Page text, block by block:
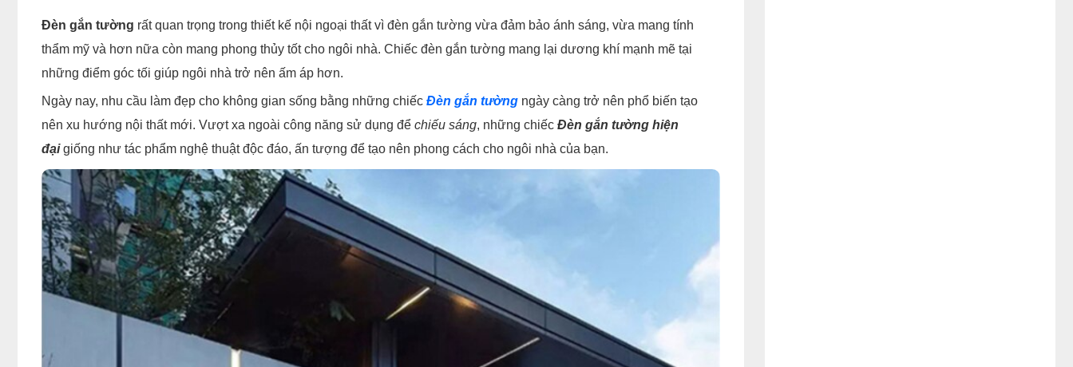
Đèn gắn tường rất quan trọng trong thiết kế nội ngoại thất vì đèn gắn tường vừa đảm bảo ánh sáng, vừa mang tính
thẩm mỹ và hơn nữa còn mang phong thủy tốt cho ngôi nhà. Chiếc đèn gắn tường mang lại dương khí mạnh mẽ tại
những điểm góc tối giúp ngôi nhà trở nên ấm áp hơn.
Ngày nay, nhu cầu làm đẹp cho không gian sống bằng những chiếc Đèn gắn tường ngày càng trở nên phổ biến tạo
nên xu hướng nội thất mới. Vượt xa ngoài công năng sử dụng để chiếu sáng, những chiếc Đèn gắn tường hiện
đạigiống như tác phẩm nghệ thuật độc đáo, ấn tượng để tạo nên phong cách cho ngôi nhà của bạn.